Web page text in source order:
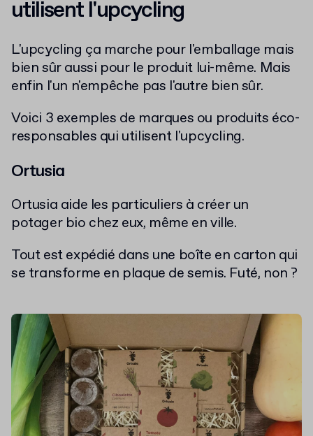
utilisent l'upcycling
L'upcycling ça marche pour l'emballage mais
bien sûr aussi pour le produit lui-même. Mais
enfin l'un n'empêche pas l'autre bien sûr.
Voici 3 exemples de marques ou produits éco-
responsables qui utilisent l'upcycling.
Ortusia
Ortusia aide les particuliers à créer un
potager bio chez eux, même en ville.
Tout est expédié dans une boîte en carton qui
se transforme en plaque de semis. Futé, non ?